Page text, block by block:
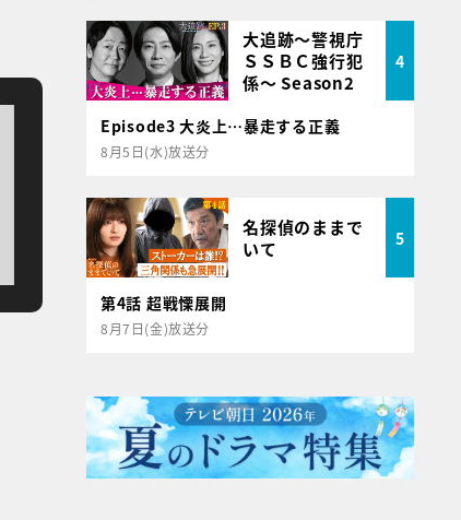
大追跡～警視庁
ＳＳＢＣ強行犯
係～ Season2
4
Episode3 大炎上…暴走する正義
8月5日(水)放送分
名探偵のままで
いて
5
第4話 超戦慄展開
8月7日(金)放送分